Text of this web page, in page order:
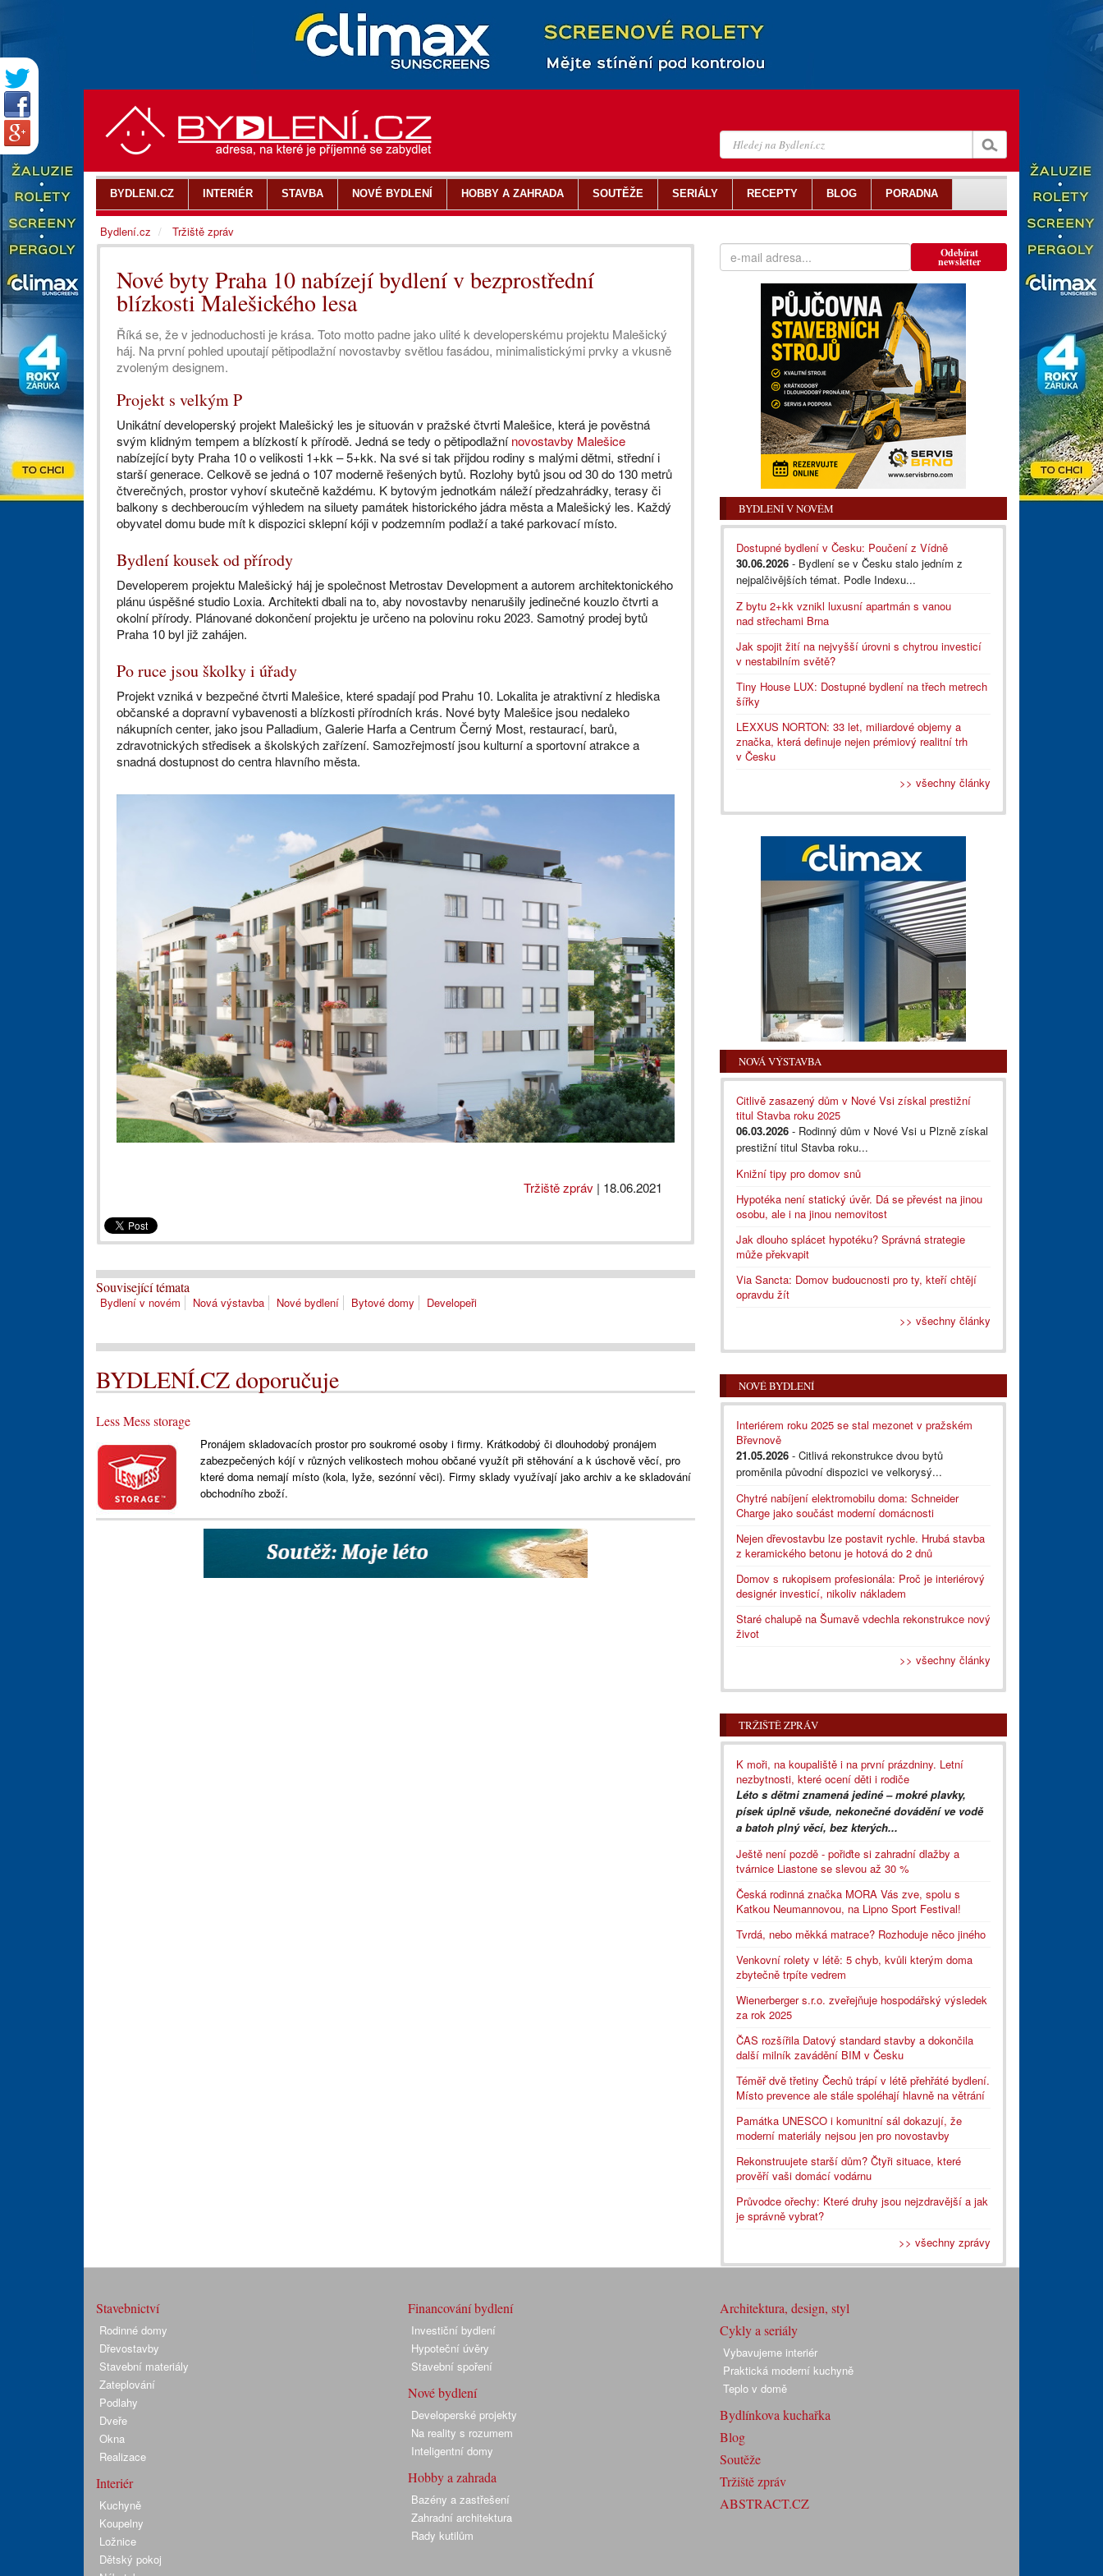
Nové byty Praha 10 nabízejí bydlení v bezprostřední
blízkosti Malešického lesa
Říká se, že v jednoduchosti je krása. Toto motto padne jako ulité k developerskému projektu Malešický
háj. Na první pohled upoutají pětipodlažní novostavby světlou fasádou, minimalistickými prvky a vkusně
zvoleným designem.
Projekt s velkým P
Unikátní developerský projekt Malešický les je situován v pražské čtvrti Malešice, která je pověstná
svým klidným tempem a blízkostí k přírodě. Jedná se tedy o pětipodlažnínovostavby Malešice
nabízející byty Praha 10 o velikosti 1+kk – 5+kk. Na své si tak přijdou rodiny s malými dětmi, střední i
starší generace. Celkově se jedná o 107 moderně řešených bytů. Rozlohy bytů jsou od 30 do 130 metrů
čtverečných, prostor vyhoví skutečně každému. K bytovým jednotkám náleží předzahrádky, terasy či
balkony s dechberoucím výhledem na siluety památek historického jádra města a Malešický les. Každý
obyvatel domu bude mít k dispozici sklepní kóji v podzemním podlaží a také parkovací místo.
Bydlení kousek od přírody
Developerem projektu Malešický háj je společnost Metrostav Development a autorem architektonického
plánu úspěšné studio Loxia. Architekti dbali na to, aby novostavby nenarušily jedinečné kouzlo čtvrti a
okolní přírody. Plánované dokončení projektu je určeno na polovinu roku 2023. Samotný prodej bytů
Praha 10 byl již zahájen.
Po ruce jsou školky i úřady
Projekt vzniká v bezpečné čtvrti Malešice, které spadají pod Prahu 10. Lokalita je atraktivní z hlediska
občanské a dopravní vybavenosti a blízkosti přírodních krás. Nové byty Malešice jsou nedaleko
nákupních center, jako jsou Palladium, Galerie Harfa a Centrum Černý Most, restaurací, barů,
zdravotnických středisek a školských zařízení. Samozřejmostí jsou kulturní a sportovní atrakce a
snadná dostupnost do centra hlavního města.
Tržiště zpráv | 18.06.2021
Související témata
Bydlení v novém Nová výstavba Nové bydlení Bytové domy Developeři
BYDLENÍ.CZ doporučuje
Less Mess storage
Pronájem skladovacích prostor pro soukromé osoby i firmy. Krátkodobý či dlouhodobý pronájem
zabezpečených kójí v různých velikostech mohou občané využít při stěhování a k úschově věcí, pro
které doma nemají místo (kola, lyže, sezónní věci). Firmy sklady využívají jako archiv a ke skladování
obchodního zboží.
Odebírat
newsletter
BYDLENÍ V NOVÉM
Dostupné bydlení v Česku: Poučení z Vídně
30.06.2026 - Bydlení se v Česku stalo jedním z
nejpalčivějších témat. Podle Indexu...
Z bytu 2+kk vznikl luxusní apartmán s vanou
nad střechami Brna
Jak spojit žití na nejvyšší úrovni s chytrou investicí
v nestabilním světě?
Tiny House LUX: Dostupné bydlení na třech metrech
šířky
LEXXUS NORTON: 33 let, miliardové objemy a
značka, která definuje nejen prémiový realitní trh
v Česku
>> všechny články
NOVÁ VÝSTAVBA
Citlivě zasazený dům v Nové Vsi získal prestižní
titul Stavba roku 2025
06.03.2026 - Rodinný dům v Nové Vsi u Plzně získal
prestižní titul Stavba roku...
Knižní tipy pro domov snů
Hypotéka není statický úvěr. Dá se převést na jinou
osobu, ale i na jinou nemovitost
Jak dlouho splácet hypotéku? Správná strategie
může překvapit
Via Sancta: Domov budoucnosti pro ty, kteří chtějí
opravdu žít
>> všechny články
NOVÉ BYDLENÍ
Interiérem roku 2025 se stal mezonet v pražském
Břevnově
21.05.2026 - Citlivá rekonstrukce dvou bytů
proměnila původní dispozici ve velkorysý...
Chytré nabíjení elektromobilu doma: Schneider
Charge jako součást moderní domácnosti
Nejen dřevostavbu lze postavit rychle. Hrubá stavba
z keramického betonu je hotová do 2 dnů
Domov s rukopisem profesionála: Proč je interiérový
designér investicí, nikoliv nákladem
Staré chalupě na Šumavě vdechla rekonstrukce nový
život
>> všechny články
TRŽIŠTĚ ZPRÁV
K moři, na koupaliště i na první prázdniny. Letní
nezbytnosti, které ocení děti i rodiče
Léto s dětmi znamená jediné – mokré plavky,
písek úplně všude, nekonečné dovádění ve vodě
a batoh plný věcí, bez kterých...
Ještě není pozdě - pořiďte si zahradní dlažby a
tvárnice Liastone se slevou až 30 %
Česká rodinná značka MORA Vás zve, spolu s
Katkou Neumannovou, na Lipno Sport Festival!
Tvrdá, nebo měkká matrace? Rozhoduje něco jiného
Venkovní rolety v létě: 5 chyb, kvůli kterým doma
zbytečně trpíte vedrem
Wienerberger s.r.o. zveřejňuje hospodářský výsledek
za rok 2025
ČAS rozšířila Datový standard stavby a dokončila
další milník zavádění BIM v Česku
Téměř dvě třetiny Čechů trápí v létě přehřáté bydlení.
Místo prevence ale stále spoléhají hlavně na větrání
Památka UNESCO i komunitní sál dokazují, že
moderní materiály nejsou jen pro novostavby
Rekonstruujete starší dům? Čtyři situace, které
prověří vaši domácí vodárnu
Průvodce ořechy: Které druhy jsou nejzdravější a jak
je správně vybrat?
>> všechny zprávy
BYDLENI.CZ INTERIÉR STAVBA NOVÉ BYDLENÍ HOBBY A ZAHRADA SOUTĚŽE SERIÁLY RECEPTY BLOG PORADNA
Bydlení.cz Tržiště zpráv
Stavebnictví
Rodinné domy
Dřevostavby
Stavební materiály
Zateplování
Podlahy
Dveře
Okna
Realizace
Interiér
Kuchyně
Koupelny
Ložnice
Dětský pokoj
Financování bydlení
Investiční bydlení
Hypoteční úvěry
Stavební spoření
Nové bydlení
Developerské projekty
Na reality s rozumem
Inteligentní domy
Hobby a zahrada
Bazény a zastřešení
Zahradní architektura
Rady kutilům
Architektura, design, styl
Cykly a seriály
Vybavujeme interiér
Praktická moderní kuchyně
Teplo v domě
Bydlínkova kuchařka
Blog
Soutěže
Tržiště zpráv
ABSTRACT.CZ